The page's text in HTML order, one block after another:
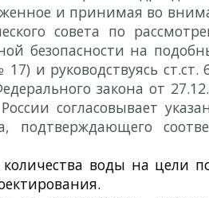
и принимая во
совета по
безопасности на
и руководствуясь
закона от
согласовывает
подтверждающего
количества воды на цели